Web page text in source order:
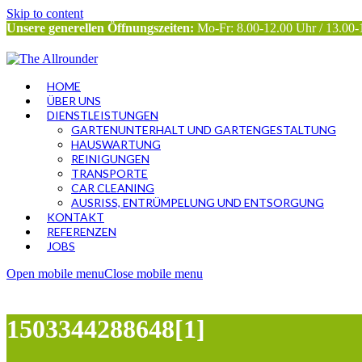
Skip to content
Unsere generellen Öffnungszeiten: Mo-Fr: 8.00-12.00 Uhr /
HOME
ÜBER UNS
DIENSTLEISTUNGEN
GARTENUNTERHALT UND GARTENGESTALTUNG
HAUSWARTUNG
REINIGUNGEN
TRANSPORTE
CAR CLEANING
AUSRISS, ENTRÜMPELUNG UND ENTSORGUNG
KONTAKT
REFERENZEN
JOBS
Open mobile menuClose mobile menu
1503344288648[1]